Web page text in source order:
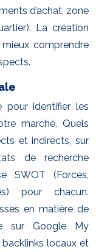
d’achat, zone
La création
comprendre
pour identifier les
marché. Quels
et indirects, sur
de recherche
SWOT (Forces,
pour chacun.
en matière de
sur Google My
backlinks locaux et